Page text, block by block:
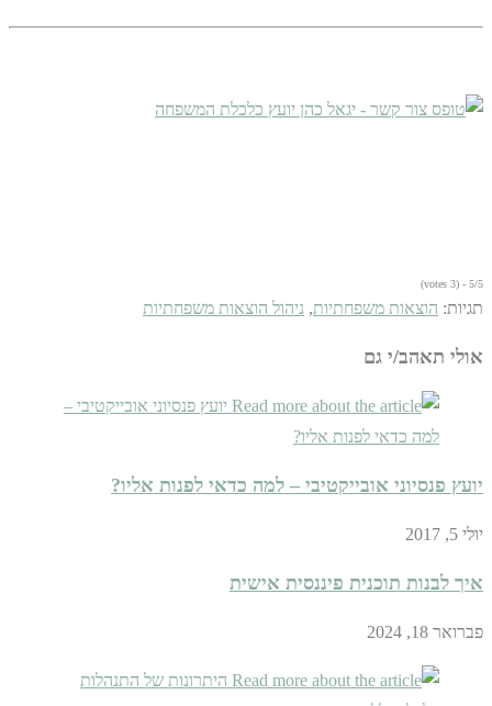
5/5 - (3 votes)
תגיות: הוצאות משפחתיות, ניהול הוצאות משפחתיות
אולי תאהב/י גם
יועץ פנסיוני אובייקטיבי – למה כדאי לפנות אליו?
יולי 5, 2017
איך לבנות תוכנית פיננסית אישית
פברואר 18, 2024